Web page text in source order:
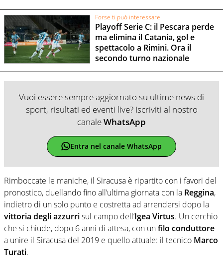
Forse ti può interessare
Playoff Serie C: il Pescara perde
ma elimina il Catania, gol e
spettacolo a Rimini. Ora il
secondo turno nazionale
Vuoi essere sempre aggiornato su ultime news di
sport, risultati ed eventi live? Iscriviti al nostro
canaleWhatsApp
Entra nel canale WhatsApp
Rimboccate le maniche, il Siracusa è ripartito con i favori del
pronostico, duellando fino all’ultima giornata con la Reggina,
indietro di un solo punto e costretta ad arrendersi dopo la
vittoria degli azzurrisul campo dell’Igea Virtus. Un cerchio
che si chiude, dopo 6 anni di attesa, con unfilo conduttore
a unire il Siracusa del 2019 e quello attuale: il tecnico Marco
Turati.